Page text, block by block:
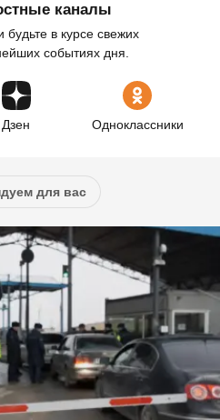
каналы
будьте в курсе свежих
событиях дня.
Дзен Одноклассники
для вас